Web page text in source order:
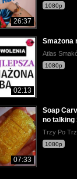
26:37
1080p
02:13
Smażona
Atlas
1080p
07:33
Soap
no talking
Trzy Po
1080p